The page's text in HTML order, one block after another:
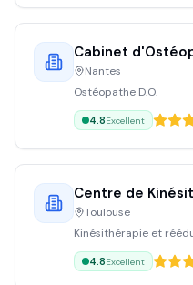
Cabinet
Nantes
Ostéopathe D.O.
4.8Excellent
Centre de
Toulouse
Kinésithérapie et
4.8Excellent